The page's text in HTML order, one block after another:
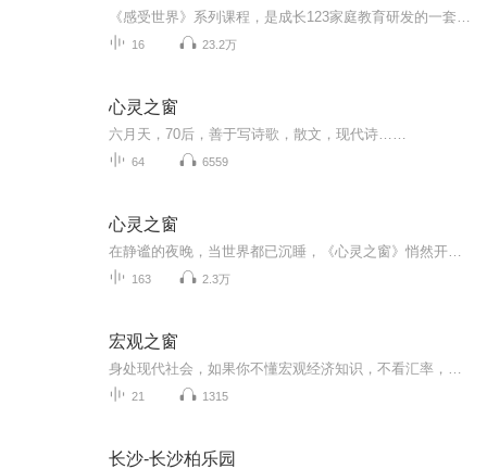
16 23.2万
心灵之窗
六月天，70后，善于写诗歌，散文，现代诗……
64 6559
心灵之窗
163 2.3万
宏观之窗
21 1315
长沙-长沙柏乐园